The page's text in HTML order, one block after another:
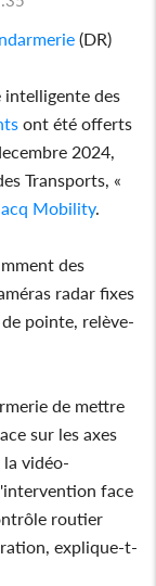
(DR)
intelligente des
ont été offerts
2024,
Transports, «
Mobility.
des
radar fixes
pointe, relève-
de mettre
sur les axes
vidéo-
face
routier
explique-t-